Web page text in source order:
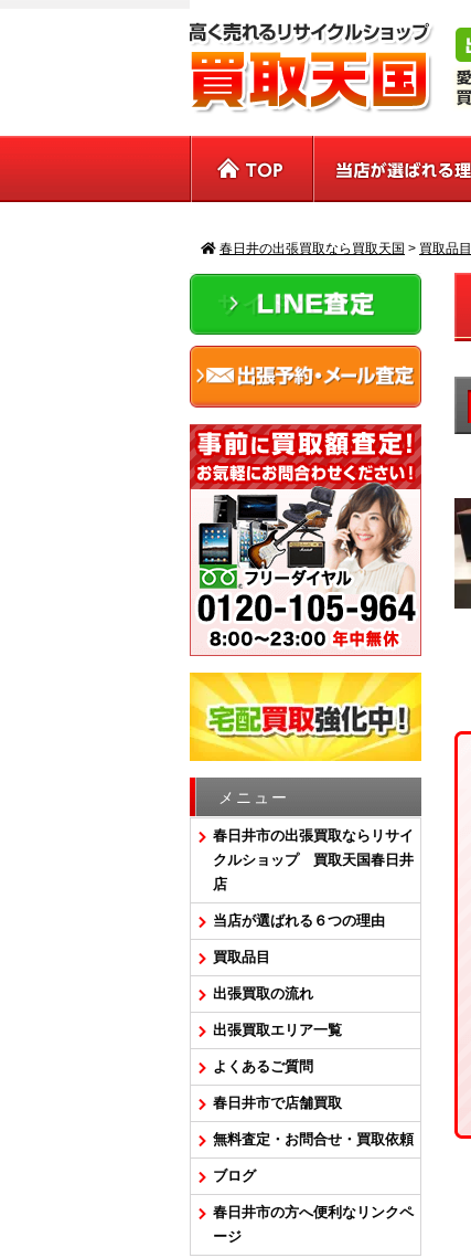
春日井の出張買取なら買取天国 > 買取品目
サイドバー
メニュー
春日井市の出張買取ならリサイ
クルショップ 買取天国春日井
店
当店が選ばれる６つの理由
買取品目
出張買取の流れ
出張買取エリア一覧
よくあるご質問
春日井市で店舗買取
無料査定・お問合せ・買取依頼
ブログ
春日井市の方へ便利なリンクペ
ージ